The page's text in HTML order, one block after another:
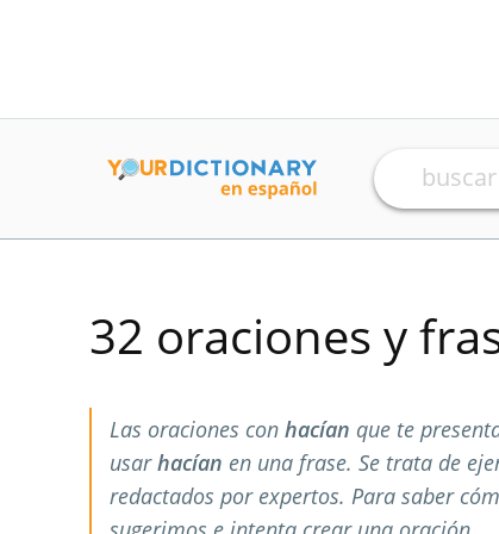
32 oraciones y
Las oraciones con hacían que te
usarhacían en una frase. Se trata de
redactados por expertos. Para saber